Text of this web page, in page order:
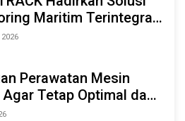
Maritim Terintegrasi
AI & IoT di Indonesia
Perawatan Mesin
Agar Tetap Optimal dan